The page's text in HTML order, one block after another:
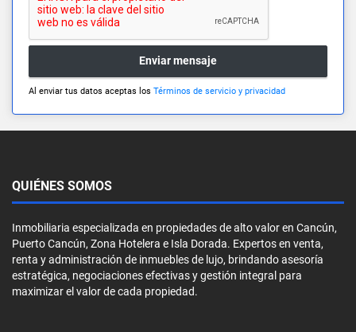
Enviar mensaje
Al enviar tus datos aceptas los Términos de servicio y privacidad
QUIÉNES SOMOS
Inmobiliaria especializada en propiedades de alto valor en Cancún,
Puerto Cancún, Zona Hotelera e Isla Dorada. Expertos en venta,
renta y administración de inmuebles de lujo, brindando asesoría
estratégica, negociaciones efectivas y gestión integral para
maximizar el valor de cada propiedad.